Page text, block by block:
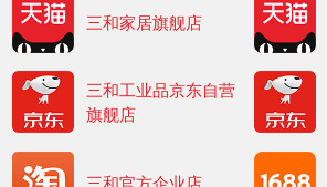
三和家居旗舰店
三和工业品京东自营
旗舰店
三和官方企业店